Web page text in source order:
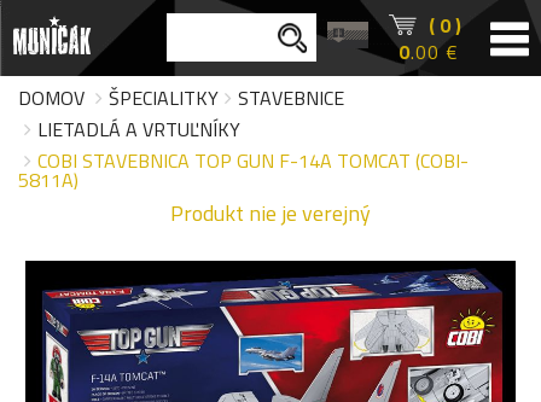
( 0 )
0.00 €
DOMOV
ŠPECIALITKY
STAVEBNICE
LIETADLÁ A VRTUĽNÍKY
COBI STAVEBNICA TOP GUN F-14A TOMCAT (COBI-
5811A)
Produkt nie je verejný